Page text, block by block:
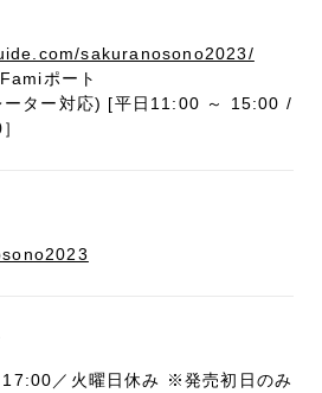
sakuranosono2023/
ポート
ター対応) [平日11:00 ～ 15:00 /
／火曜日休み ※発売初日のみ